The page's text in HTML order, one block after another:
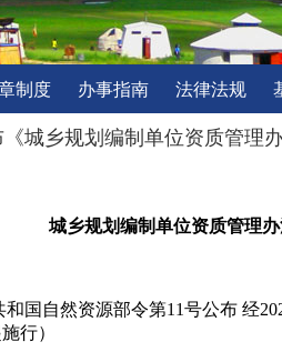
制度 办事指南 法律法规
城乡规划编制单位资质管理
城乡规划编制单位资质管理
和国自然资源部令第11号公布 经
行）